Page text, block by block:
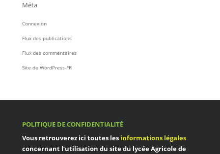
Méta
Connexion
Flux des publications
Flux des commentaires
Site de WordPress-FR
POLITIQUE DE CONFIDENTIALITÉ
Vous retrouverez ici toutes les informations légales
concernant l’utilisation du site du lycée Agricole de